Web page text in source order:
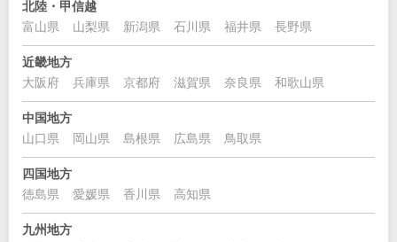
北陸・甲信越
富山県
山梨県 新潟県 石川県 福井県 長野県
近畿地方
大阪府
兵庫県 京都府 滋賀県 奈良県 和歌山県
中国地方
山口県
岡山県 島根県 広島県 鳥取県
四国地方
徳島県
愛媛県 香川県 高知県
九州地方